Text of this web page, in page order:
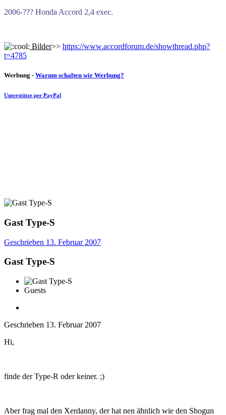
2006-??? Honda Accord 2,4 exec.
Bilder>> https://www.accordforum.de/showthread.php?
t=4785
Werbung - Warum schalten wir Werbung?
Unterstütze per PayPal
Gast Type-S
Geschrieben 13. Februar 2007
Gast Type-S
Guests
Geschrieben 13. Februar 2007
Hi,
finde der Type-R oder keiner. ;)
Aber frag mal den Xerdanny, der hat nen ähnlich wie den Shogun